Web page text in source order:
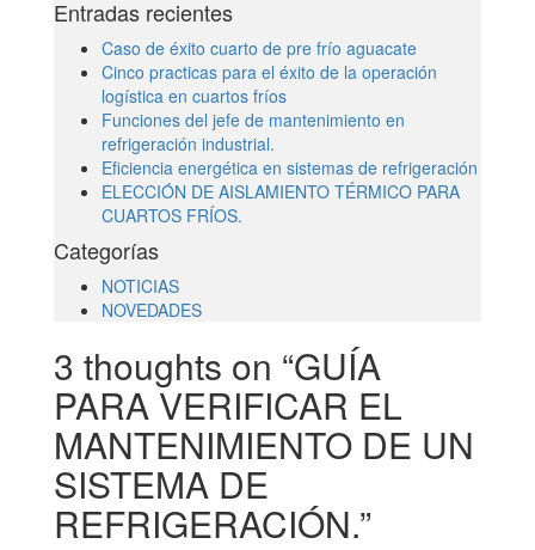
Entradas recientes
Caso de éxito cuarto de pre frío aguacate
Cinco practicas para el éxito de la operación
logística en cuartos fríos
Funciones del jefe de mantenimiento en
refrigeración industrial.
Eficiencia energética en sistemas de refrigeración
ELECCIÓN DE AISLAMIENTO TÉRMICO PARA
CUARTOS FRÍOS.
Categorías
NOTICIAS
NOVEDADES
3 thoughts on “GUÍA
PARA VERIFICAR EL
MANTENIMIENTO DE UN
SISTEMA DE
REFRIGERACIÓN.”